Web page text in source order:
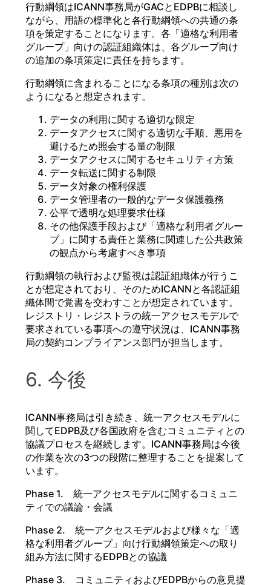
行動綱領はICANN事務局がGACとEDPBに相談し
ながら、用語の標準化と各行動綱領への共通の条
項を策定することになります。各「適格な利用者
グループ」向けの認証組織体は、各グループ向け
の追加の条項策定に責任を持ちます。
行動綱領に含まれることになる条項の種別は次の
ようになると想定されます。
データの利用に関する適切な限定
データアクセスに関する適切な手順、悪用を
避けるため照会する量の制限
データアクセスに関するセキュリティ方策
データ転送に関する制限
データ対象の権利保護
データ管理者の一般的なデータ保護義務
公平で透明な処理要求仕様
その他保護手段および「適格な利用者グルー
プ」に関する責任と業務に関連した公共政策
の観点から考慮すべき事項
行動綱領の執行および監視は認証組織体が行うこ
とが想定されており、そのためICANNと各認証組
織体間で覚書を交わすことが想定されています。
レジストリ・レジストラの統一アクセスモデルで
要求されている事項への遵守状況は、ICANN事務
局の契約コンプライアンス部門が担当します。
6. 今後
ICANN事務局は引き続き、統一アクセスモデルに
関してEDPB及び各国政府を含むコミュニティとの
協議プロセスを継続します。ICANN事務局は今後
の作業を次の3つの段階に整理することを提案して
います。
Phase 1. 統一アクセスモデルに関するコミュニ
ティでの議論・会議
Phase 2. 統一アクセスモデルおよび様々な「適
格な利用者グループ」向け行動綱領策定への取り
組み方法に関するEDPBとの協議
Phase 3. コミュニティおよびEDPBからの意見提